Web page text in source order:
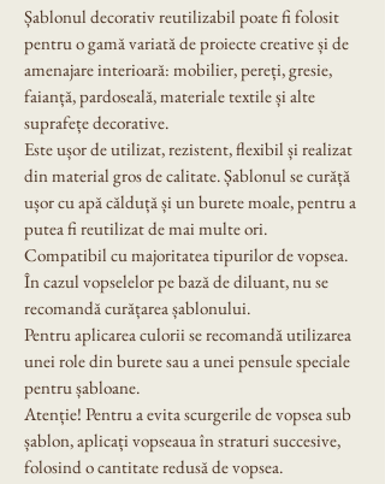
Șablonul decorativ reutilizabil poate fi folosit
pentru o gamă variată de proiecte creative și de
amenajare interioară: mobilier, pereți, gresie,
faianță, pardoseală, materiale textile și alte
suprafețe decorative.
Este ușor de utilizat, rezistent, flexibil și realizat
din material gros de calitate. Șablonul se curăță
ușor cu apă călduță și un burete moale, pentru a
putea fi reutilizat de mai multe ori.
Compatibil cu majoritatea tipurilor de vopsea.
În cazul vopselelor pe bază de diluant, nu se
recomandă curățarea șablonului.
Pentru aplicarea culorii se recomandă utilizarea
unei role din burete sau a unei pensule speciale
pentru șabloane.
Atenție! Pentru a evita scurgerile de vopsea sub
șablon, aplicați vopseaua în straturi succesive,
folosind o cantitate redusă de vopsea.